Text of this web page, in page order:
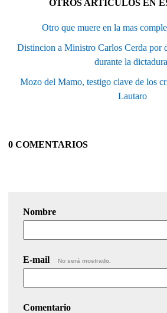
OTROS ARTÍCULOS EN
Otro que muere en la mas
Distincion a Ministro Carlos Cerda por
durante la
Mozo del Mamo, testigo clave de los
Lautaro
0 COMENTARIOS
Nombre
E-mail No será mostrado.
Comentario